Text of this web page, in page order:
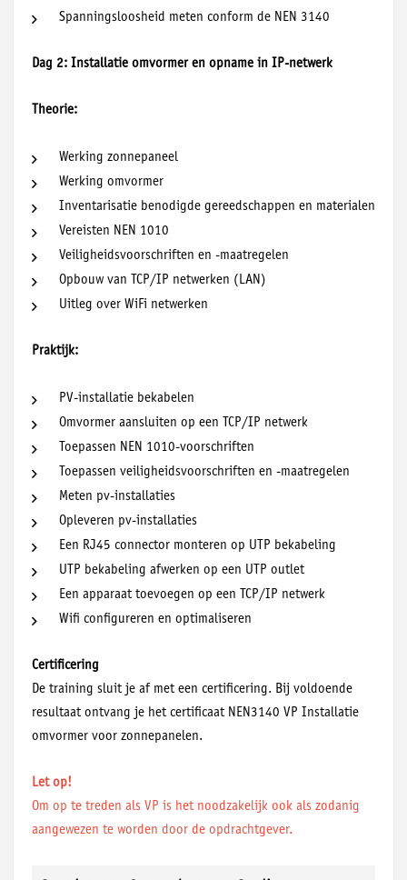
Spanningsloosheid meten conform de NEN 3140
Dag 2: Installatie omvormer en opname in IP-netwerk
Theorie:
Werking zonnepaneel
Werking omvormer
Inventarisatie benodigde gereedschappen en materialen
Vereisten NEN 1010
Veiligheidsvoorschriften en -maatregelen
Opbouw van TCP/IP netwerken (LAN)
Uitleg over WiFi netwerken
Praktijk:
PV-installatie bekabelen
Omvormer aansluiten op een TCP/IP netwerk
Toepassen NEN 1010-voorschriften
Toepassen veiligheidsvoorschriften en -maatregelen
Meten pv-installaties
Opleveren pv-installaties
Een RJ45 connector monteren op UTP bekabeling
UTP bekabeling afwerken op een UTP outlet
Een apparaat toevoegen op een TCP/IP netwerk
Wifi configureren en optimaliseren
Certificering
De training sluit je af met een certificering. Bij voldoende
resultaat ontvang je het certificaat NEN3140 VP Installatie
omvormer voor zonnepanelen.
Let op!
Om op te treden als VP is het noodzakelijk ook als zodanig
aangewezen te worden door de opdrachtgever.